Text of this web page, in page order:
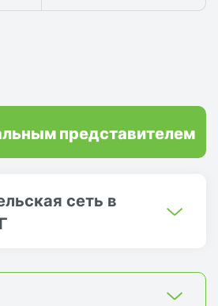
сеть в
представителем